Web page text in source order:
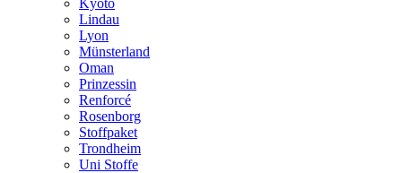
Kyoto
Lindau
Lyon
Münsterland
Oman
Prinzessin
Renforcé
Rosenborg
Stoffpaket
Trondheim
Uni Stoffe